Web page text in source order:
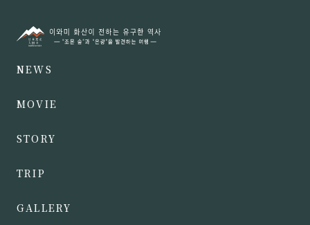
NEWS
MOVIE
STORY
TRIP
GALLERY